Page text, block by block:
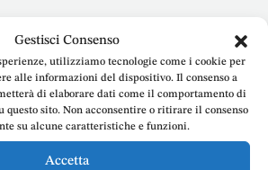
Gestisci Consenso
utilizziamo tecnologie come i cookie per
alle informazioni del dispositivo. Il consenso a
di elaborare dati come il comportamento di
questo sito. Non acconsentire o ritirare il consenso
su alcune caratteristiche e funzioni.
Accetta